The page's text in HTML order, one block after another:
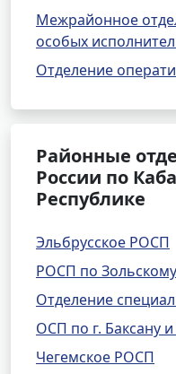
Межрайонное
особых
Отделение
Районные
России по
Республике
Эльбрусское РОСП
РОСП по
Отделение
ОСП по г. Баксану
Чегемское РОСП